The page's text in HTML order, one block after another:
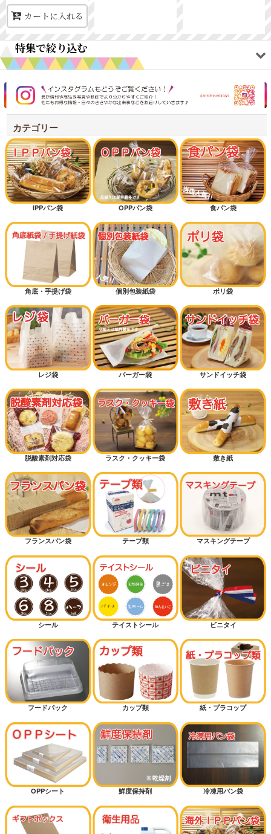
カートに入れる
特集で絞り込む
オリジナルアイテム
ワックスペーパー
耐油紙袋商品
シンプルテイスト
クラフトテイスト
オススメ差別化アイテム
低コストタイプ
底マチ付きパン袋
横マチ付きパン袋
カッコイイ
カワイイ
ギフトラッピング
ハロウィン
クリスマス
おむつ袋・防臭袋
メロンパン
ドッグパン
菓子パン（保湿が必要なパン）
クロワッサン
バーガー
カンパーニュ（大きいパン）
細長パン
カレーパン
ハードパン
サンドイッチ
マリトッツォ
カテゴリー
IPPパン袋 OPPパン袋 食パン袋
角底・手提げ袋 個別包装紙袋 ポリ袋
レジ袋 バーガー袋 サンドイッチ袋
脱酸素剤対応袋 ラスク・クッキー袋 敷き紙
フランスパン袋 テープ類 マスキングテープ
シール テイストシール ビニタイ
フードパック カップ類 紙・プラコップ
OPPシート 鮮度保持剤 冷凍用パン袋